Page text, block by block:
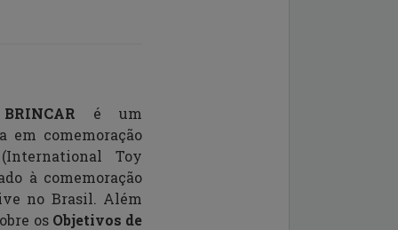
é um
em comemoração
(International
Toy
à comemoração
no Brasil. Além
os Objetivos de